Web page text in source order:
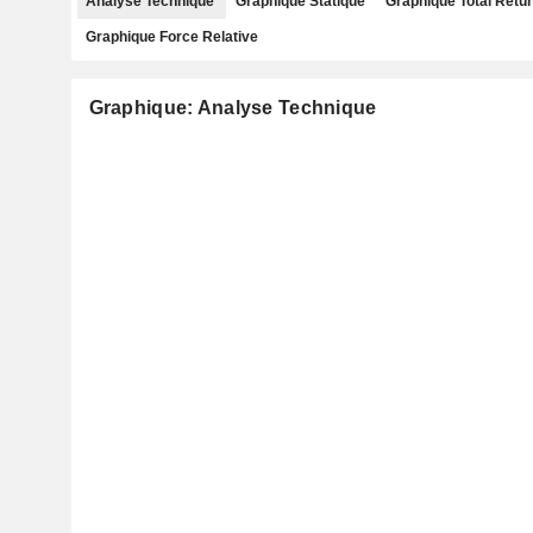
Graphique Force Relative
Graphique: Analyse Technique